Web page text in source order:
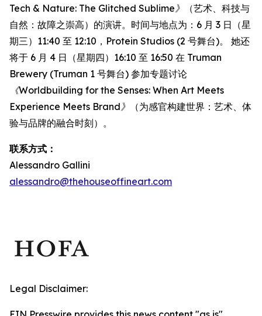
Tech & Nature: The Glitched Sublime》
（艺术、科技与
自然：故障之崇高）的演讲。时间与地点为：6 月 3 日（星
期三）11:40 至 12:10，Protein Studios (2 号舞台)。 她还
将于 6 月 4 日（星期四）16:10 至 16:50 在 Truman
Brewery (Truman 1 号舞台) 参加专题讨论
《Worldbuilding for the Senses: When Art Meets
Experience Meets Brand》
（为感官构建世界：艺术、体
验与品牌的融合时刻）。
联系方式：
Alessandro Gallini
alessandro@thehouseoffineart.com
Legal Disclaimer: